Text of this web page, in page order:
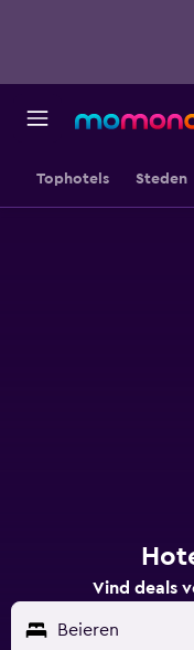
Tophotels Steden
Vind deals
Beieren